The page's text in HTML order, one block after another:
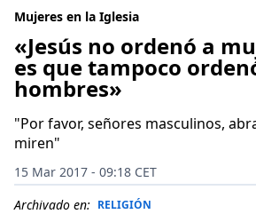
Mujeres en la Iglesia
«Jesús no ordenó a
es que tampoco
hombres»
"Por favor, señores masculinos,
miren"
15 Mar 2017 - 09:18 CET
Archivado en: RELIGIÓN